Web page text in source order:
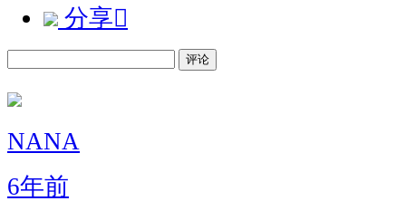
分享
评论
NANA
6年前